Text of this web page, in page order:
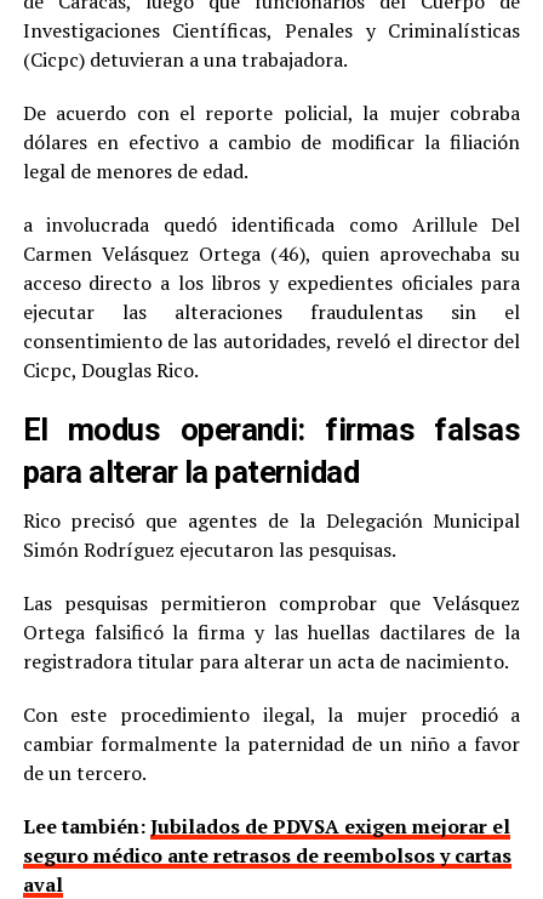
Investigaciones Científicas, Penales y Criminalísticas
(Cicpc) detuvieran a una trabajadora.
De acuerdo con el reporte policial, la mujer cobraba
dólares en efectivo a cambio de modificar la filiación
legal de menores de edad.
a involucrada quedó identificada como Arillule Del
Carmen Velásquez Ortega (46), quien aprovechaba su
acceso directo a los libros y expedientes oficiales para
ejecutar las alteraciones fraudulentas sin el
consentimiento de las autoridades, reveló el director del
Cicpc, Douglas Rico.
El modus operandi: firmas falsas
para alterar la paternidad
Rico precisó que agentes de la Delegación Municipal
Simón Rodríguez ejecutaron las pesquisas.
Las pesquisas permitieron comprobar que Velásquez
Ortega falsificó la firma y las huellas dactilares de la
registradora titular para alterar un acta de nacimiento.
Con este procedimiento ilegal, la mujer procedió a
cambiar formalmente la paternidad de un niño a favor
de un tercero.
Lee también:Jubilados de PDVSA exigen mejorar el
seguro médico ante retrasos de reembolsos y cartas
aval